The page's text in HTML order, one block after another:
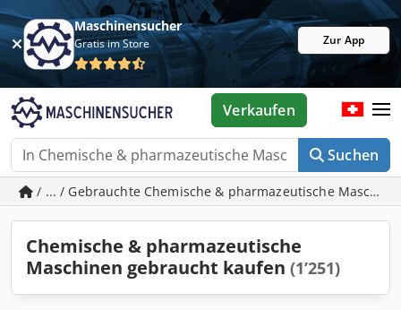
Maschinensucher
Gratis im Store Zur App
Suchen
Verkaufen
/ ... / Gebrauchte Chemische & pharmazeutische
Chemische & pharmazeutische
Maschinen gebraucht kaufen (1’251)